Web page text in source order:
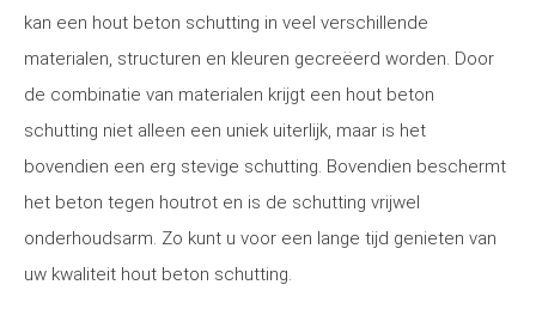
kan een hout beton schutting in veel verschillende
materialen, structuren en kleuren gecreëerd worden. Door
de combinatie van materialen krijgt een hout beton
schutting niet alleen een uniek uiterlijk, maar is het
bovendien een erg stevige schutting. Bovendien beschermt
het beton tegen houtrot en is de schutting vrijwel
onderhoudsarm. Zo kunt u voor een lange tijd genieten van
uw kwaliteit hout beton schutting.